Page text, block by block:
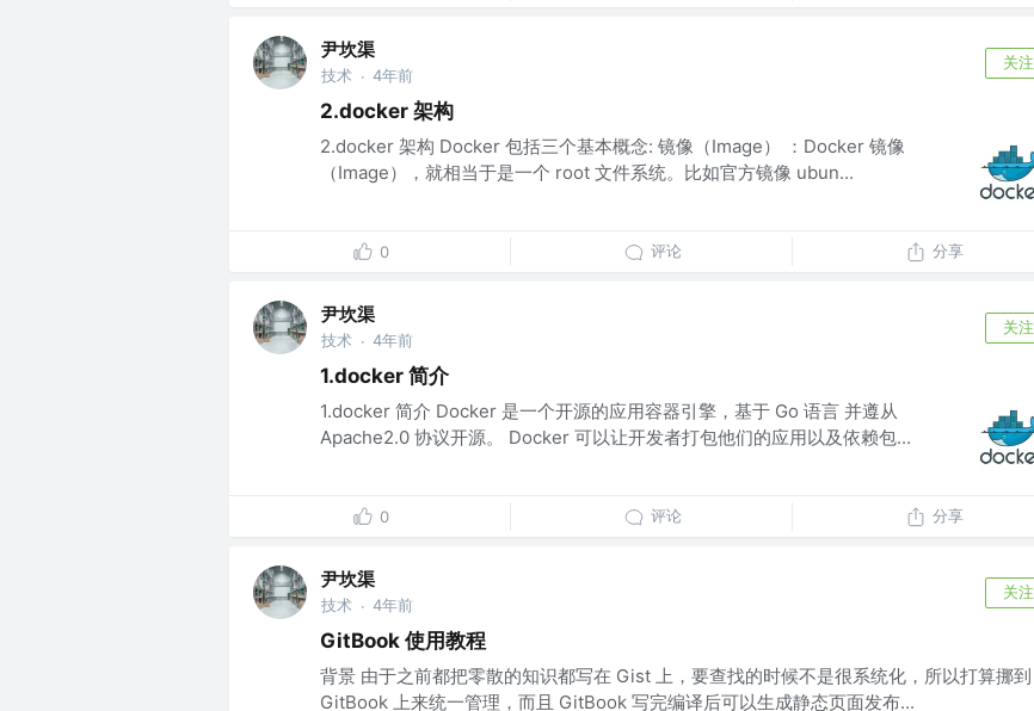
尹坎渠
技术 · 4年前
关注
2.docker 架构
2.docker 架构 Docker 包括三个基本概念: 镜像（Image） ：Docker 镜像
（Image），就相当于是一个 root 文件系统。比如官方镜像 ubun...
0 评论 分享
尹坎渠
技术 · 4年前
关注
1.docker 简介
1.docker 简介 Docker 是一个开源的应用容器引擎，基于 Go 语言 并遵从
Apache2.0 协议开源。 Docker 可以让开发者打包他们的应用以及依赖包...
0 评论 分享
尹坎渠
技术 · 4年前
关注
GitBook 使用教程
背景 由于之前都把零散的知识都写在 Gist 上，要查找的时候不是很系统化，所以打算挪到
GitBook 上来统一管理，而且 GitBook 写完编译后可以生成静态页面发布...